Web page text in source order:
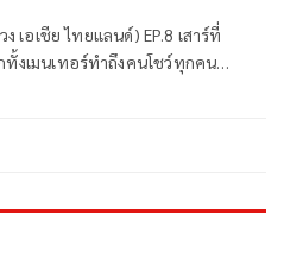
ง เอเชีย ไทยแลนด์) EP.8 เสาร์ที่
ทั้งเมนเทอร์ทำถึงคนโชว์ทุกคน